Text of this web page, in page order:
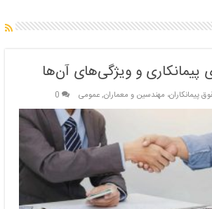
پیمانکاری و ویژگی‌های آن‌ها
پیمانکاران، مهندسین و معماران,عمومی 0